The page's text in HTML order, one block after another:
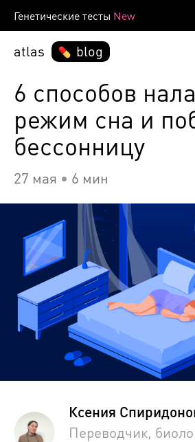
Генетические тесты
atlas blog
6 способов
режим сна и
бессонницу
27 мая 6 мин
Ксения
Переводчик,